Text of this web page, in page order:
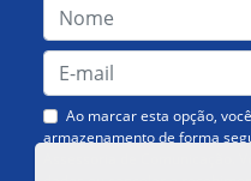
Ao marcar esta opção,
armazenamento de forma